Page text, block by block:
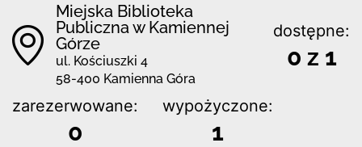
Miejska Biblioteka
Publiczna w Kamiennej
Górze
ul. Kościuszki 4
58-400 Kamienna Góra
dostępne:
0 z 1
zarezerwowane:
0
wypożyczone:
1